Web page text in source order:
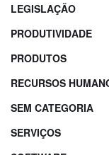
LEGISLAÇÃO
PRODUTIVIDADE
PRODUTOS
RECURSOS
SEM CATEGORIA
SERVIÇOS